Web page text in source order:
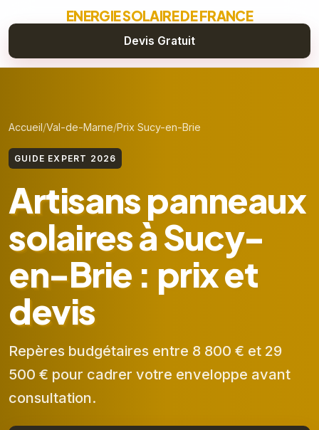
ENERGIE SOLAIRE DE FRANCE
Devis Gratuit
Accueil Val-de-Marne Prix Sucy-en-Brie
GUIDE EXPERT 2026
Artisans panneaux
solaires à Sucy-
en-Brie : prix et
devis
Repères budgétaires entre 8 800 € et 29
500 € pour cadrer votre enveloppe avant
consultation.